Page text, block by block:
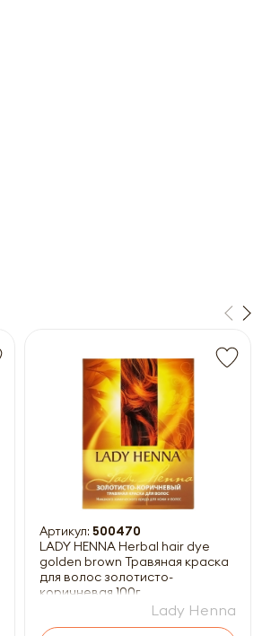
Артикул: 500470
LADY HENNA Herbal hair dye
golden brown Травяная краска
для волос золотисто-
коричневая 100г
Lady Henna